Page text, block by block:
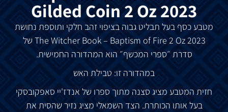
Gilded Coin 2 Oz 2023
מטבע כסף בעל תבליט גבוה בציפוי זהב חלקי ותוספת נחושת
The Witcher Book – Baptism of Fire 2 Oz 2023 של
סדרת ״ספרי המכשף״ הוא המהדורה החמישית.
במהדורה זו: טבילת האש
חזית המטבע מציג סצנה מתוך ספרו של אנדז'יי סאפקובסקי
בעל אותו הכותרת. הצד השמאלי מציג נזיר שהסית את